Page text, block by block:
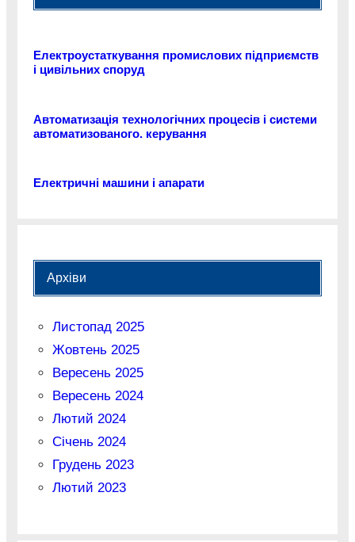
Електроустаткування промислових підприємств
і цивільних споруд
Автоматизація технологічних процесів і системи
автоматизованого. керування
Електричні машини і апарати
Архіви
Листопад 2025
Жовтень 2025
Вересень 2025
Вересень 2024
Лютий 2024
Січень 2024
Грудень 2023
Лютий 2023